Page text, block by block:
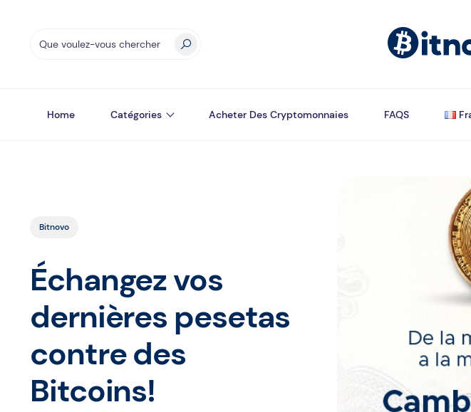
Home Catégories Acheter Des Cryptomonnaies FAQS
Bitnovo
Échangez vos
dernières pesetas
contre des
Bitcoins!